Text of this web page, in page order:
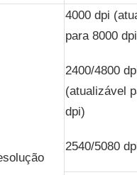
4000 dpi
para 8000
2400/4800
(atualizável
dpi)
2540/5080